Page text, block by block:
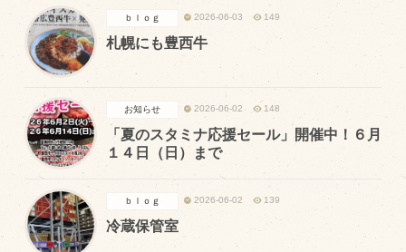
2026-06-03 149
札幌にも豊西牛
ｂｌｏｇ
2026-06-02 148
「夏のスタミナ応援セール」開催中！６月
１４日（日）まで
お知らせ
2026-06-02 139
冷蔵保管室
ｂｌｏｇ